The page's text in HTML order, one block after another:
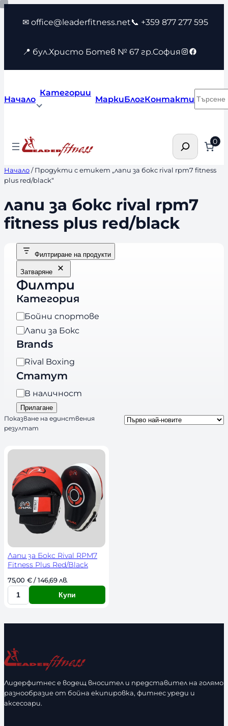
Към
съдържанието
✉ office@leaderfitness.net📞 +359 877 277 595
📍 бул.Христо Ботев № 67 гр.София Instagram
Facebook
Начало
Категории
МаркиБлогКонтакти
Търсене 0
Начало/ Продукти с етикет „лапи за бокс rival rpm7 fitness
plus red/black“
лапи за бокс rival rpm7
fitness plus red/black
Филтриране на продукти
Затваряне
Филтри
Категория
К
а
т
г
о
р
и
я
Бойни спортове
Лапи за Бокс
Brands
B
r
a
n
d
s
Rival Boxing
Статут
Н
а
л
и
о
с
т
В наличност
Прилагане
Показване на единствения
резултат
Лапи за Бокс Rival RPM7
Fitness Plus Red/Black
75,00 € / 146,69 лв.
К
л
ч
е
т
в
Купи
Лидерфитнес е водещ вносител и представител на голямо
разнообразие от бойна екипировка, фитнес уреди и
аксесоари.